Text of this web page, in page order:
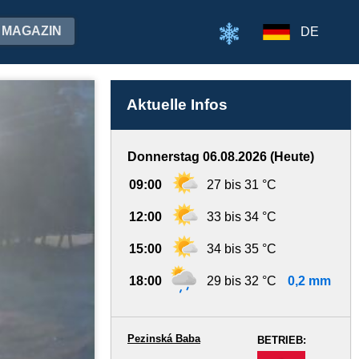
MAGAZIN DE
Aktuelle Infos
Donnerstag 06.08.2026 (Heute)
09:00 27 bis 31 °C
12:00 33 bis 34 °C
15:00 34 bis 35 °C
18:00 29 bis 32 °C 0,2 mm
BETRIEB:
Pezinská Baba